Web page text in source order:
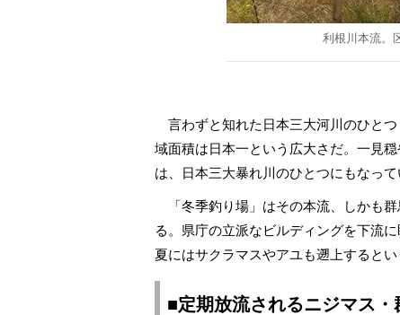
利根川本流。
言わずと知れた日本三大河川のひと
域面積は日本一という広大さだ。一見
は、日本三大暴れ川のひとつにもなって
「冬季釣り場」はその本流、しかも
る。県庁の立派なビルディングを下流
夏にはサクラマスやアユも遡上するとい
■定期放流されるニジマス・